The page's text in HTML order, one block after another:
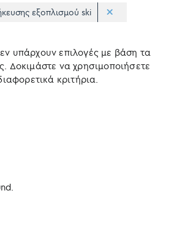
εξοπλισμού ski
υπάρχουν επιλογές με βάση τα
Δοκιμάστε να χρησιμοποιήσετε
κριτήρια.